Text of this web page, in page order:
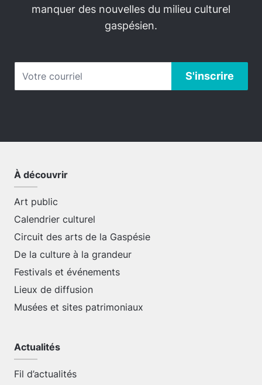
manquer des nouvelles du milieu culturel
gaspésien.
À découvrir
Art public
Calendrier culturel
Circuit des arts de la Gaspésie
De la culture à la grandeur
Festivals et événements
Lieux de diffusion
Musées et sites patrimoniaux
Actualités
Fil d’actualités